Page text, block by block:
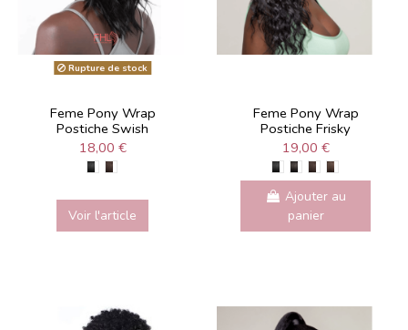
Rupture de stock
Feme Pony Wrap
Postiche Swish
18,00 €
Voir l'article
Feme Pony Wrap
Postiche Frisky
19,00 €
Ajouter au
panier